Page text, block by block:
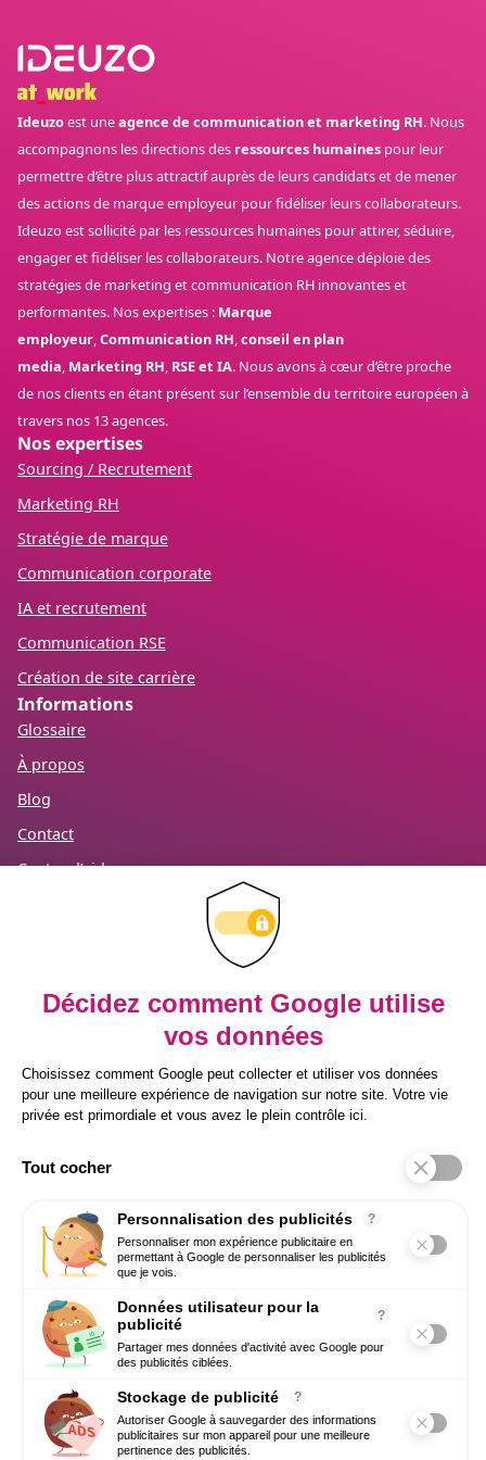
Ideuzoest uneagence de communication et marketing RH. Nous
accompagnons les directions des ressources humaines pour leur
permettre d’être plus attractif auprès de leurs candidats et de mener
des actions de marque employeur pour fidéliser leurs collaborateurs.
Ideuzo est sollicité par les ressources humaines pour attirer, séduire,
engager et fidéliser les collaborateurs. Notre agence déploie des
stratégies de marketing et communication RH innovantes et
performantes. Nos expertises : Marque
employeur,Communication RH,conseil en plan
media, Marketing RH, RSE et IA. Nous avons à cœur d’être proche
de nos clients en étant présent sur l’ensemble du territoire européen à
travers nos 13 agences.
Nos expertises
Sourcing / Recrutement
Marketing RH
Stratégie de marque
Communication corporate
IA et recrutement
Communication RSE
Création de site carrière
Informations
Glossaire
À propos
Blog
Contact
Centre d’aide
Recevez notre newsletter
Inscrivez-vous à notre newsletter pour
prendre une longueur d’avance sur vos
enjeux RH.
bonnes pratiques directement par email.